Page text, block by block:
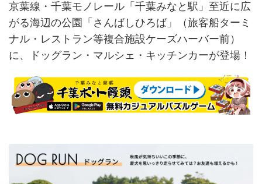
京葉線・千葉モノレール「千葉みなと駅」至近に広
がる海辺の公園「さんばしひろば」（旅客船ターミ
ナル・レストラン等複合施設ケーズハーバー前）
に、ドッグラン・マルシェ・キッチンカーが登場！